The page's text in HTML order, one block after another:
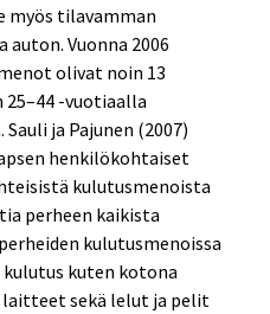
myös tilavamman
auton. Vuonna 2006
olivat noin 13
-vuotiaalla
ja Pajunen (2007)
henkilökohtaiset
kulutusmenoista
perheen kaikista
kulutusmenoissa
kuten kotona
sekä lelut ja pelit